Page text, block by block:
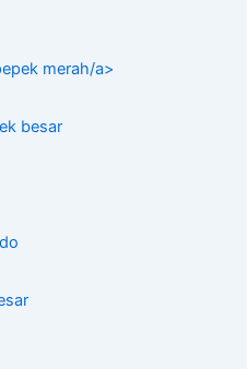
merah/a>
besar